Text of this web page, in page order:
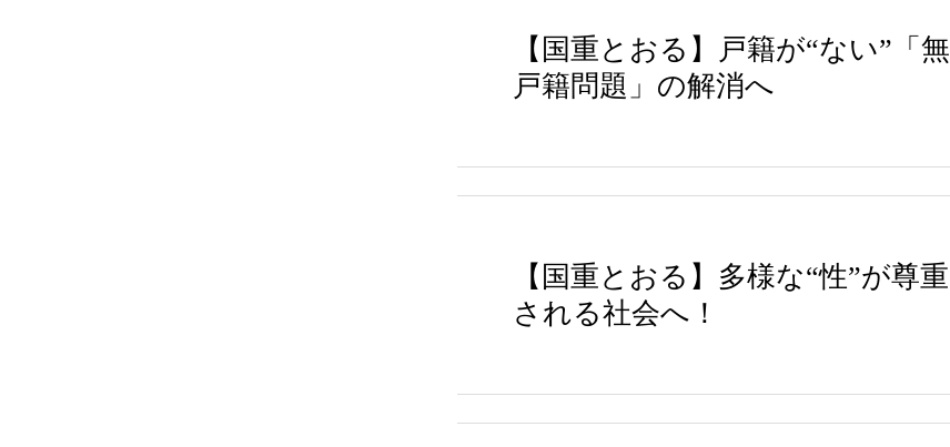
【国重とおる】戸籍が“ない”「無
戸籍問題」の解消へ
【国重とおる】多様な“性”が尊重
される社会へ！